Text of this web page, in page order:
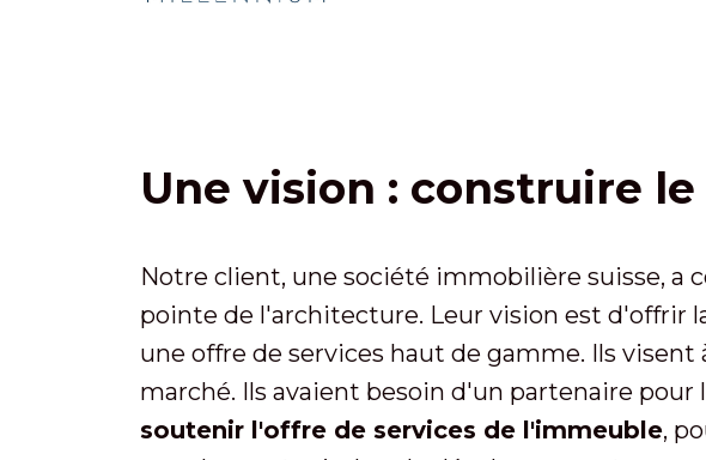
Une vision : construire
Notre client, une société immobilière suisse,
pointe de l'architecture. Leur vision est d'offrir
une offre de services haut de gamme. Ils
marché. Ils avaient besoin d'un partenaire pour
soutenir l'offre de services de l'immeuble,